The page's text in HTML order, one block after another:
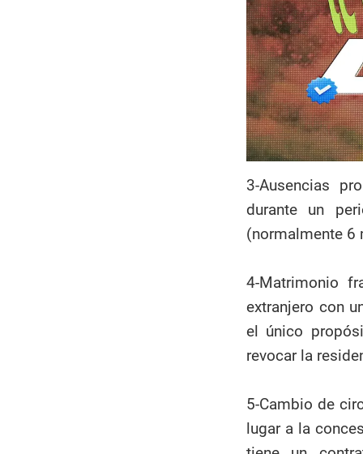
3-Ausencias
durante un
(normalmente 6
4-Matrimonio
extranjero con
el único
revocar la
5-Cambio de
lugar a la